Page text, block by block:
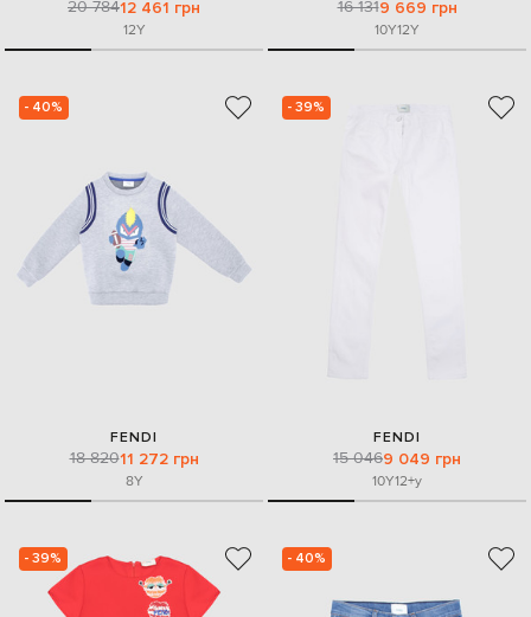
20 78412 461 грн
12Y
16 1319 669 грн
10Y12Y
- 40%
FENDI
18 82011 272 грн
8Y
- 39%
FENDI
15 0469 049 грн
10Y12+y
- 39% - 40%